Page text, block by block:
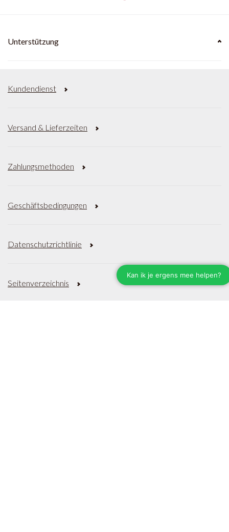
Unterstützung
Kundendienst
Versand & Lieferzeiten
Zahlungsmethoden
Geschäftsbedingungen
Datenschutzrichtlinie
Seitenverzeichnis